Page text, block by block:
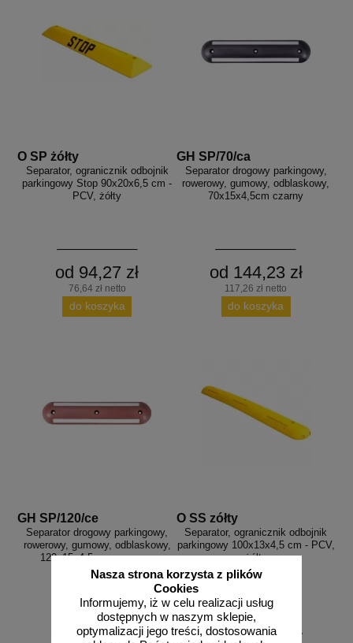
Nasza strona korzysta z plików
Cookies
Informujemy, iż w celu realizacji usług
dostępnych w naszym sklepie,
optymalizacji jego treści, dostosowania
O SP żółty
Separator, ogranicznik odbojnik
parkingowy Stop 90x20x6,5 cm -
PCV, żółty
od 94,27 zł
76,64 zł netto
do koszyka
GH SP/70/ca
Separator drogowy parkingowy,
rowerowy, gumowy, odblaskowy,
70x15x4,5cm czarny
od 144,23 zł
117,26 zł netto
do koszyka
GH SP/120/ce
Separator drogowy parkingowy,
rowerowy, gumowy, odblaskowy,
120x15x4,5cm czerwony
od 185,87 zł
O SS zółty
Separator, ogranicznik odbojnik
parkingowy 100x13x4,5 cm - PCV,
żółty
od 106,17 zł